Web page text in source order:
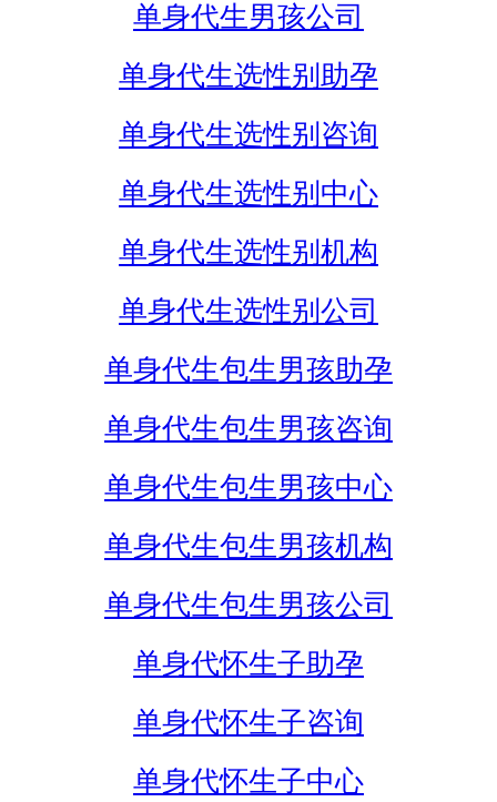
单身代生男孩公司
单身代生选性别助孕
单身代生选性别咨询
单身代生选性别中心
单身代生选性别机构
单身代生选性别公司
单身代生包生男孩助孕
单身代生包生男孩咨询
单身代生包生男孩中心
单身代生包生男孩机构
单身代生包生男孩公司
单身代怀生子助孕
单身代怀生子咨询
单身代怀生子中心